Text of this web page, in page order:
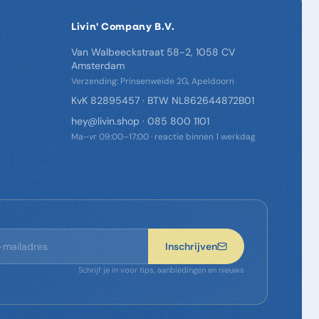
Livin' Company B.V.
Van Walbeeckstraat 58-2, 1058 CV
Amsterdam
Verzending: Prinsenweide 2G, Apeldoorn
KvK 82895457 · BTW NL862644872B01
hey@livin.shop · 085 800 1101
Ma–vr 09:00–17:00 · reactie binnen 1 werkdag
Inschrijven
Schrijf je in voor tips, aanbiedingen en nieuws